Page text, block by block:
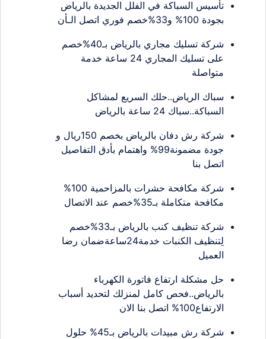
تأسيس السباكة في الفلل الجديدة بالرياض
شركة تسليك مجاري بالرياض بـ40%خصم
على تسليك المجاري 24 ساعة خدمة
سباك الرياض..حلك السريع لمشاكل
السباكة..سباك 24 ساعة بالرياض
شركة رش دفان بالرياض بخصم 150ريال و
جودة مضمونة99% واهتمام بأدق التفاصيل
شركة مكافحة حشرات بالمزاحمية 100%
مكافحة متكاملة بـ35%خصم عند الاتصال
شركة تنظيف كنب بالرياض بـ33%خصم
لِتنظيف الكنبات خدمة24ساعةضمان رضا
حل مشكلة ارتفاع فاتورة الكهرباء
بالرياض..فحص كامل لمنزلك لتحديد أسباب
شركة رش مبيدات بالرياض بـ45% حلول